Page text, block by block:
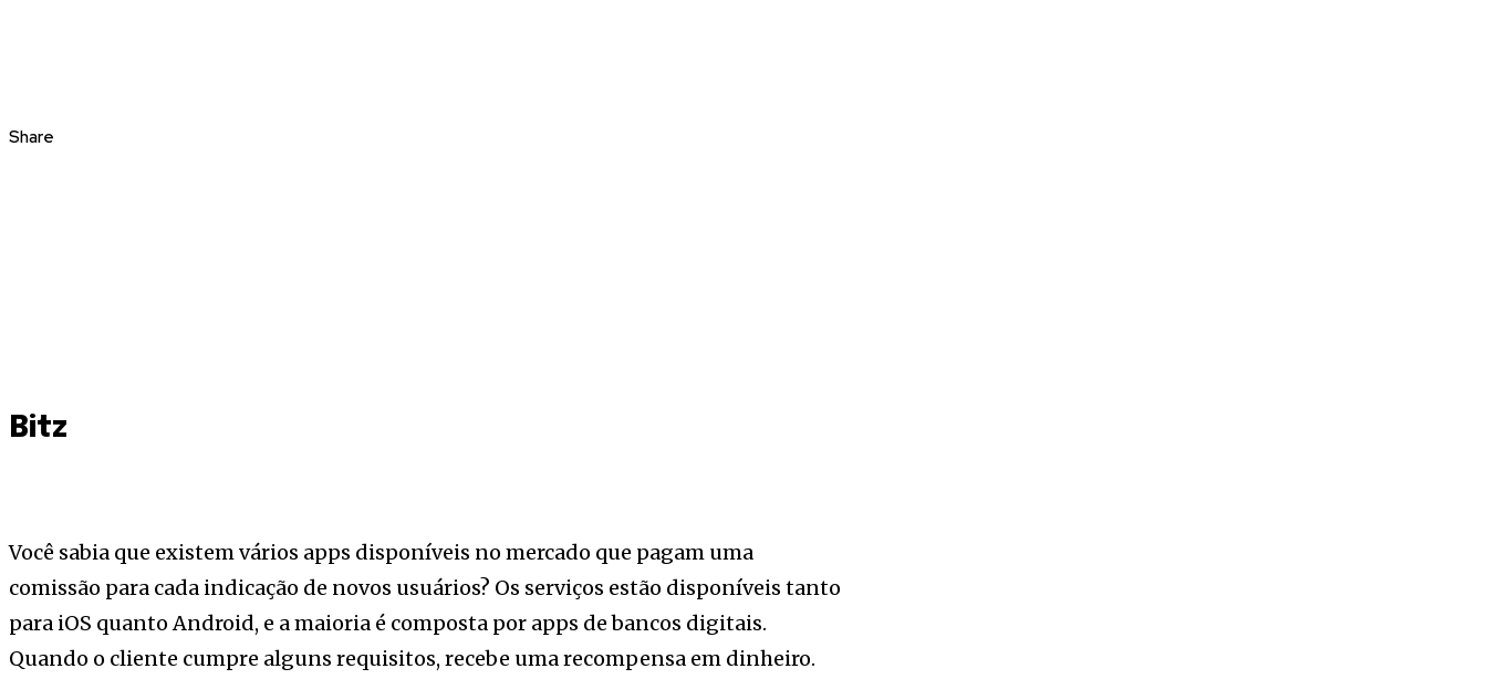
Share
Bitz
Você sabia que existem vários apps disponíveis no mercado que pagam uma
comissão para cada indicação de novos usuários? Os serviços estão disponíveis tanto
para iOS quanto Android, e a maioria é composta por apps de bancos digitais.
Quando o cliente cumpre alguns requisitos, recebe uma recompensa em dinheiro.